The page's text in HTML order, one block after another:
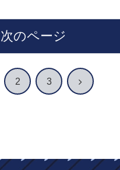
次のページ
2 3 次